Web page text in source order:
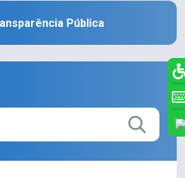
Pública